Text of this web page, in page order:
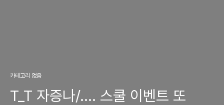
카테고리 없음
T_T 자증나/.... 스쿨 이벤트 또